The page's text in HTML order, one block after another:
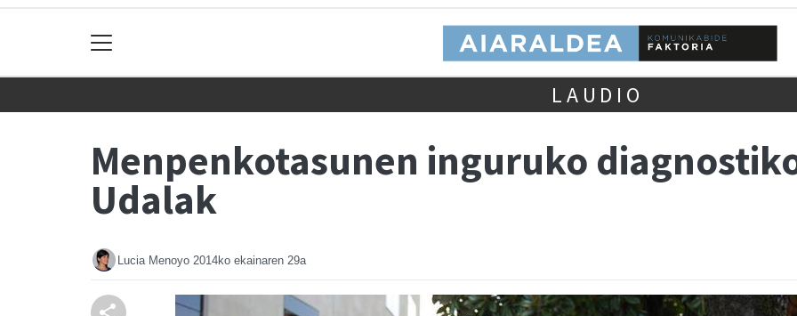
LAUDIO
Menpenkotasunen inguruko
Udalak
Lucia Menoyo 2014ko ekainaren 29a